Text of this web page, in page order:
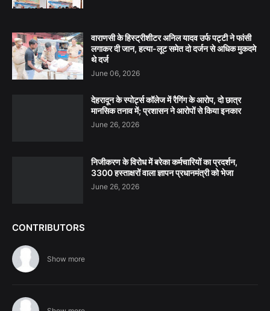
वाराणसी के हिस्ट्रीशीटर अनिल यादव उर्फ पट्टी ने फांसी
लगाकर दी जान, हत्या-लूट समेत दो दर्जन से अधिक मुकदमे
थे दर्ज
June 06, 2026
देहरादून के स्पोर्ट्स कॉलेज में रैगिंग के आरोप, दो छात्र
मानसिक तनाव में; प्रशासन ने आरोपों से किया इनकार
June 26, 2026
निजीकरण के विरोध में बरेका कर्मचारियों का प्रदर्शन,
3300 हस्ताक्षरों वाला ज्ञापन प्रधानमंत्री को भेजा
June 26, 2026
CONTRIBUTORS
Show more